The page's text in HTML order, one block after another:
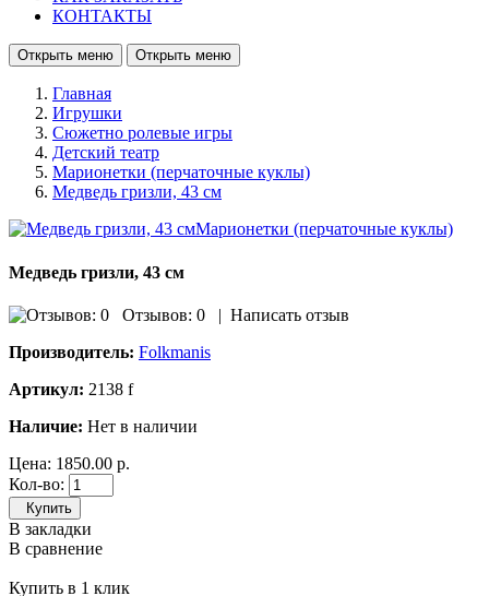
КОНТАКТЫ
Открыть меню Открыть меню
Главная
Игрушки
Сюжетно ролевые игры
Детский театр
Марионетки (перчаточные куклы)
Медведь гризли, 43 см
Медведь гризли, 43 см
Отзывов: 0 | Написать отзыв
Производитель: Folkmanis
Артикул: 2138 f
Наличие: Нет в наличии
Цена: 1850.00 р.
Кол-во:
Купить
В закладки
В сравнение
Купить в 1 клик